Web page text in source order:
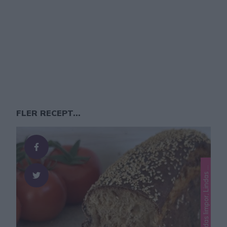
FLER RECEPT...
L
m
d